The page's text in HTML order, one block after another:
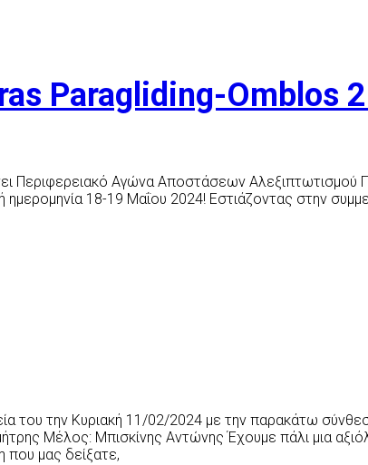
Paragliding-Omblos
Περιφερειακό Αγώνα Αποστάσεων Αλεξιπτωτισμού
18-19 Μαΐου 2024! Εστιάζοντας στην
του την Κυριακή 11/02/2024 με την παρακάτω
Μέλος: Μπισκίνης Αντώνης Έχουμε πάλι μια
που μας δείξατε,